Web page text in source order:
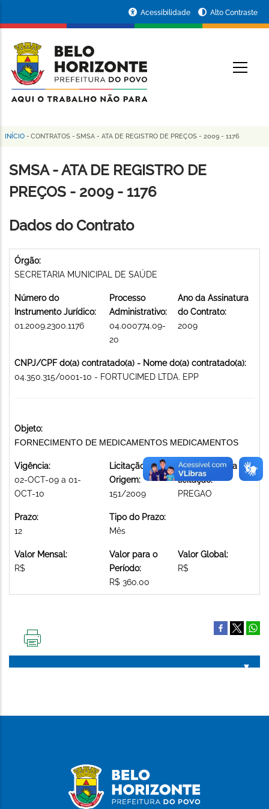
conteúdo
principal
da
Prefeitura
de
Horizonte
Acessibilidade Alto Contraste
Trilha
de
navegação
INÍCIO - CONTRATOS - SMSA - ATA DE REGISTRO DE PREÇOS - 2009 - 1176
SMSA - ATA DE REGISTRO DE
PREÇOS - 2009 - 1176
Dados do Contrato
Órgão:
SECRETARIA MUNICIPAL DE SAÚDE
Número do
Instrumento Jurídico:
01.2009.2300.1176
Processo
Administrativo:
04.000774.09-
20
Ano da Assinatura
do Contrato:
2009
CNPJ/CPF do(a) contratado(a) - Nome do(a) contratado(a):
04.350.315/0001-10 - FORTUCIMED LTDA. EPP
Objeto:
FORNECIMENTO DE MEDICAMENTOS MEDICAMENTOS
Vigência:
02-OCT-09 a 01-
OCT-10
Licitação de
Origem:
151/2009
Modalidade da
licitação:
PREGAO
Prazo:
12
Tipo do Prazo:
Mês
Valor Mensal:
R$
Valor para o
Período:
R$ 360.00
Valor Global:
R$
PÁGINA